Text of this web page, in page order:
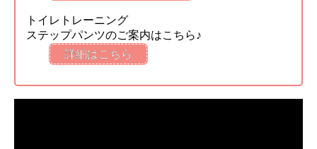
トイレトレーニング
ステップパンツのご案内はこちら♪
詳細はこちら